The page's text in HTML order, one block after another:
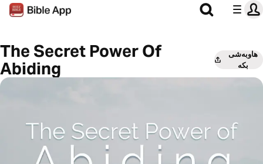
The Secret Power Of
Abiding
هاوبەشی
بکە